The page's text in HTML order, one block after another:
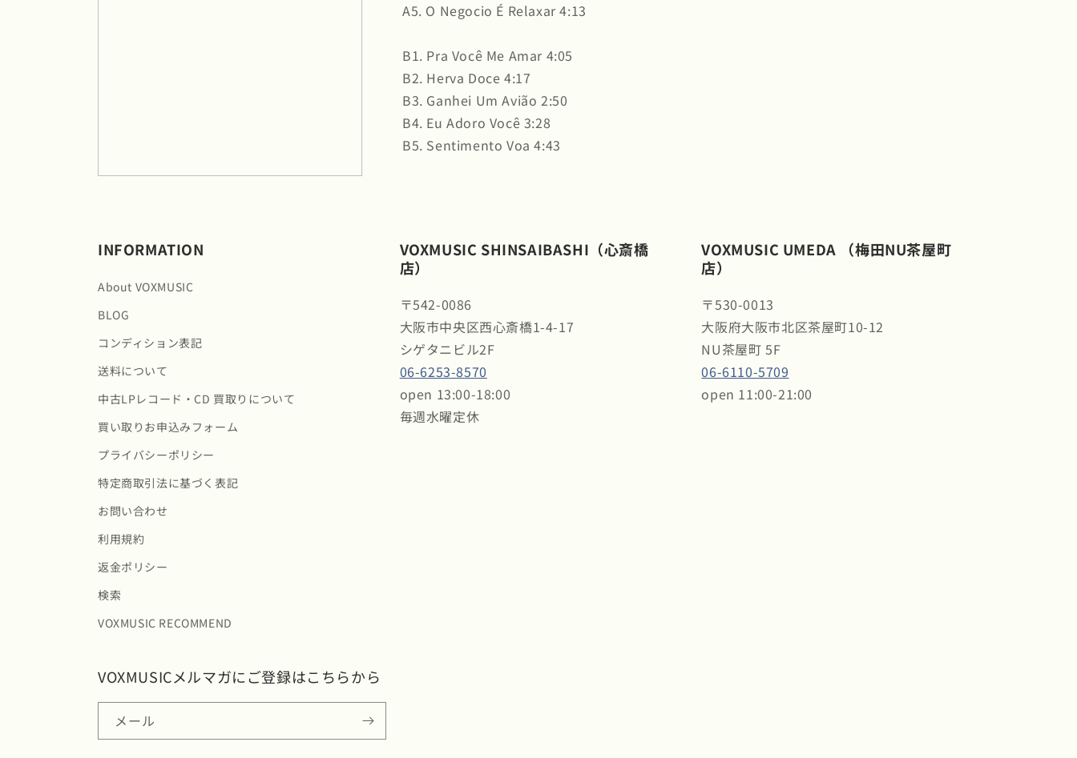
A5. O Negocio É Relaxar 4:13
B1. Pra Você Me Amar 4:05
B2. Herva Doce 4:17
B3. Ganhei Um Avião 2:50
B4. Eu Adoro Você 3:28
B5. Sentimento Voa 4:43
INFORMATION
About VOXMUSIC
BLOG
コンディション表記
送料について
中古LPレコード・CD 買取りについて
買い取りお申込みフォーム
プライバシーポリシー
特定商取引法に基づく表記
お問い合わせ
利用規約
返金ポリシー
検索
VOXMUSIC RECOMMEND
VOXMUSIC SHINSAIBASHI（心斎橋
店）
〒542-0086
大阪市中央区西心斎橋1-4-17
シゲタニビル2F
06-6253-8570
open 13:00-18:00
毎週水曜定休
VOXMUSIC UMEDA （梅田NU茶屋町
店）
〒530-0013
大阪府大阪市北区茶屋町10-12
NU茶屋町 5F
06-6110-5709
open 11:00-21:00
VOXMUSICメルマガにご登録はこちらから
メール